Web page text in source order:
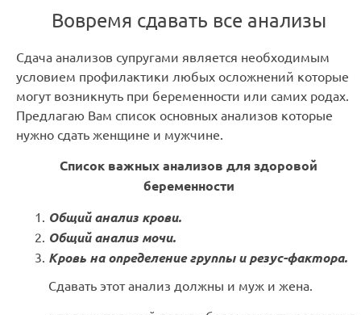
Вовремя сдавать все анализы
Сдача анализов супругами является необходимым
условием профилактики любых осложнений которые
могут возникнуть при беременности или самих родах.
Предлагаю Вам список основных анализов которые
нужно сдать женщине и мужчине.
Список важных анализов для здоровой
беременности
Общий анализ крови.
Общий анализ мочи.
Кровь на определение группы и резус-фактора.
Сдавать этот анализ должны и муж и жена.